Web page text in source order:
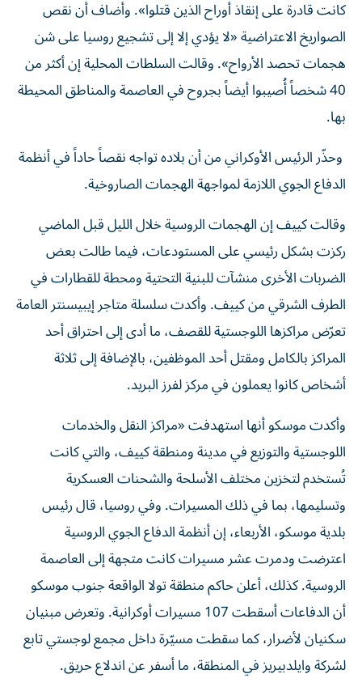
كانت قادرة على إنقاذ أوراح الذين قتلوا». وأضاف أن نقص
الصواريخ الاعتراضية «لا يؤدي إلا إلى تشجيع روسيا على شن
هجمات تحصد الأرواح». وقالت السلطات المحلية إن أكثر من
40 شخصاً أُصيبوا أيضاً بجروح في العاصمة والمناطق المحيطة
بها.
وحذّر الرئيس الأوكراني من أن بلاده تواجه نقصاً حاداً في أنظمة
الدفاع الجوي اللازمة لمواجهة الهجمات الصاروخية.
وقالت كييف إن الهجمات الروسية خلال الليل قبل الماضي
ركزت بشكل رئيسي على المستودعات، فيما طالت بعض
الضربات الأخرى منشآت للبنية التحتية ومحطة للقطارات في
الطرف الشرقي من كييف. وأكدت سلسلة متاجر إيبيسنتر العامة
تعرّض مراكزها اللوجستية للقصف، ما أدى إلى احتراق أحد
المراكز بالكامل ومقتل أحد الموظفين، بالإضافة إلى ثلاثة
أشخاص كانوا يعملون في مركز لفرز البريد.
وأكدت موسكو أنها استهدفت «مراكز النقل والخدمات
اللوجستية والتوزيع في مدينة ومنطقة كييف، والتي كانت
تُستخدم لتخزين مختلف الأسلحة والشحنات العسكرية
وتسليمها، بما في ذلك المسيرات. وفي روسيا، قال رئيس
بلدية موسكو، الأربعاء، إن أنظمة الدفاع الجوي الروسية
اعترضت ودمرت عشر مسيرات كانت متجهة إلى العاصمة
الروسية. كذلك، أعلن حاكم منطقة تولا الواقعة جنوب موسكو
أن الدفاعات أسقطت 107 مسيرات أوكرانية. وتعرض مبنيان
سكنيان لأضرار، كما سقطت مسيّرة داخل مجمع لوجستي تابع
لشركة وايلدبيريز في المنطقة، ما أسفر عن اندلاع حريق.